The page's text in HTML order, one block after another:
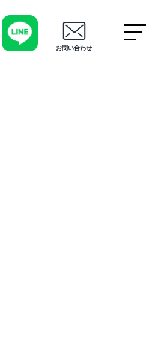
お問い合わせ